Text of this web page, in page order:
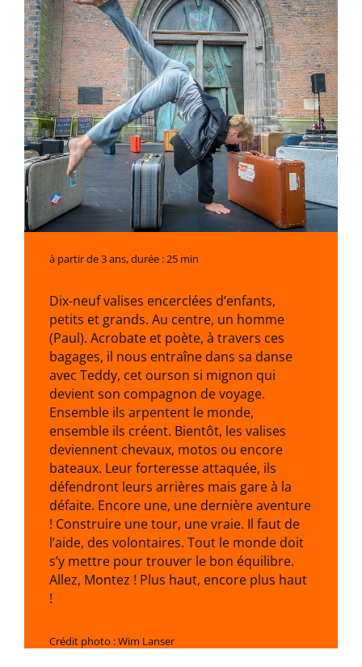
à partir de 3 ans, durée : 25 min
Dix-neuf valises encerclées d’enfants,
petits et grands. Au centre, un homme
(Paul). Acrobate et poète, à travers ces
bagages, il nous entraîne dans sa danse
avec Teddy, cet ourson si mignon qui
devient son compagnon de voyage.
Ensemble ils arpentent le monde,
ensemble ils créent. Bientôt, les valises
deviennent chevaux, motos ou encore
bateaux. Leur forteresse attaquée, ils
défendront leurs arrières mais gare à la
défaite. Encore une, une dernière aventure
! Construire une tour, une vraie. Il faut de
l’aide, des volontaires. Tout le monde doit
s’y mettre pour trouver le bon équilibre.
Allez, Montez ! Plus haut, encore plus haut
!
Crédit photo : Wim Lanser